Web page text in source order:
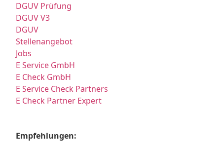
DGUV Prüfung
DGUV V3
DGUV
Stellenangebot
Jobs
E Service GmbH
E Check GmbH
E Service Check Partners
E Check Partner Expert
Empfehlungen: